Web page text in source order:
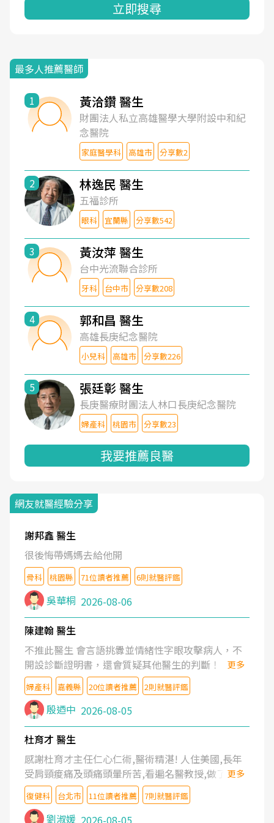
立即搜尋
最多人推薦醫師
1 黃洽鑽 醫生
財團法人私立高雄醫學大學附設中和紀
念醫院
家庭醫學科 高雄市 分享數2
2 林逸民 醫生
五福診所
眼科 宜蘭縣 分享數542
3 黃汝萍 醫生
台中光流聯合診所
牙科 台中市 分享數208
4 郭和昌 醫生
高雄長庚紀念醫院
小兒科 高雄市 分享數226
5 張廷彰 醫生
長庚醫療財團法人林口長庚紀念醫院
婦產科 桃園市 分享數23
我要推薦良醫
網友就醫經驗分享
謝邦鑫 醫生
很後悔帶媽媽去給他開
骨科 桃園縣 71位讀者推薦 6則就醫評鑑
吳華桐 2026-08-06
陳建翰 醫生
不推此醫生 會言語挑釁並情緒性字眼攻擊病人，不
開設診斷證明書，還會質疑其他醫生的判斷！
更多
婦產科 嘉義縣 20位讀者推薦 2則就醫評鑑
殷迺中 2026-08-05
杜育才 醫生
感謝杜育才主任仁心仁術,醫術精湛! 人住美國,長年
受肩頸痠痛及頭痛頭暈所苦,看遍名醫教授,做了各種
檢查,也嘗試過西醫打針,中醫針灸及物理徒手治療都
沒有用,後來連吃到嗎啡類止痛藥都效果有限,只是壓
症狀,沒多久就痛起來,多年失眠嚴重影響生活品質.
更多
復健科 台北市 11位讀者推薦 7則就醫評鑑
劉淑媛 2026-08-05